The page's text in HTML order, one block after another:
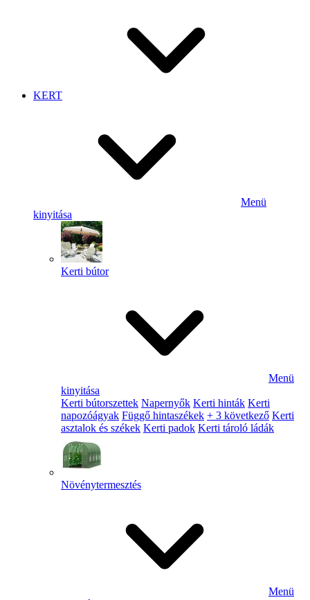
KERT
Menü
kinyitása
Kerti bútor
Menü
kinyitása
Kerti bútorszettek Napernyők Kerti hinták Kerti
napozóágyak Függő hintaszékek + 3 következő Kerti
asztalok és székek Kerti padok Kerti tároló ládák
Növénytermesztés
Menü